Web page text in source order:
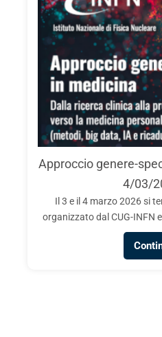
Approccio genere-
4/03/
Il 3 e il 4 marzo 2026 si
organizzato dal CUG-INFN